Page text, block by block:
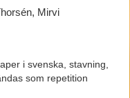
Mirvi
i svenska, stavning,
som repetition